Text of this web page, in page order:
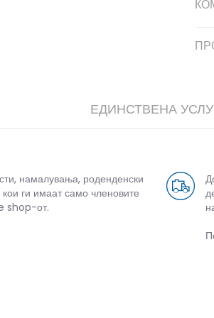
ЕДИНСТВЕНА
намалувања, роденденски
ги имаат само членовите
shop-от.